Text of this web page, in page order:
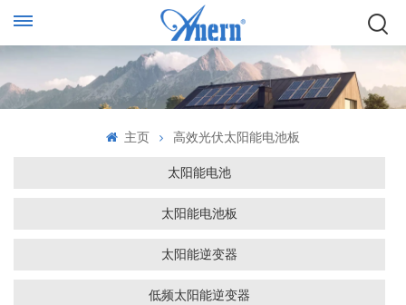
主页 高效光伏太阳能电池板
太阳能电池
太阳能电池板
太阳能逆变器
低频太阳能逆变器